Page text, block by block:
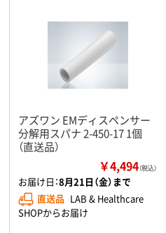
アズワン EMディスペンサー
分解用スパナ 2-450-17 1個
（直送品）
￥4,494（税込）
お届け日：8月21日（金）まで
直送品 LAB & Healthcare
SHOPからお届け